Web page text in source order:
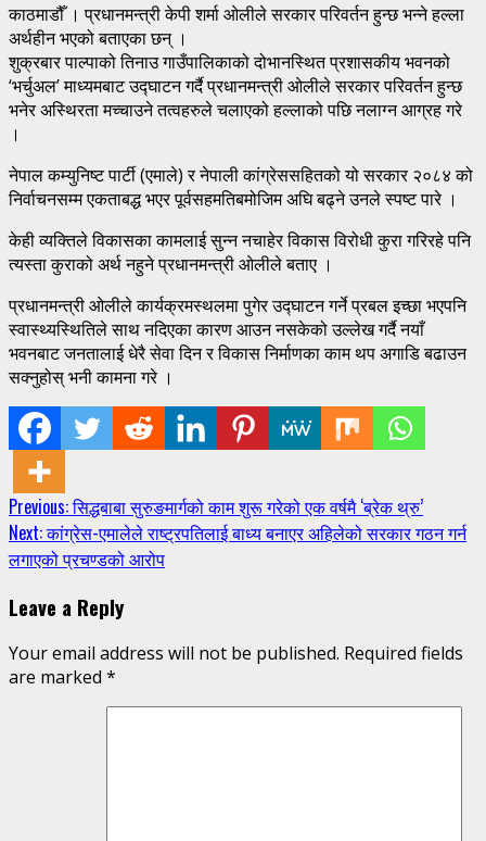
काठमाडौँ । प्रधानमन्त्री केपी शर्मा ओलीले सरकार परिवर्तन हुन्छ भन्ने हल्ला
अर्थहीन भएको बताएका छन् ।
शुक्रबार पाल्पाको तिनाउ गाउँपालिकाको दोभानस्थित प्रशासकीय भवनको
‘भर्चुअल’ माध्यमबाट उद्घाटन गर्दै प्रधानमन्त्री ओलीले सरकार परिवर्तन हुन्छ
भनेर अस्थिरता मच्चाउने तत्वहरुले चलाएको हल्लाको पछि नलाग्न आग्रह गरे
।
नेपाल कम्युनिष्ट पार्टी (एमाले) र नेपाली कांग्रेससहितको यो सरकार २०८४ को
निर्वाचनसम्म एकताबद्ध भएर पूर्वसहमतिबमोजिम अघि बढ्ने उनले स्पष्ट पारे ।
केही व्यक्तिले विकासका कामलाई सुन्न नचाहेर विकास विरोधी कुरा गरिरहे पनि
त्यस्ता कुराको अर्थ नहुने प्रधानमन्त्री ओलीले बताए ।
प्रधानमन्त्री ओलीले कार्यक्रमस्थलमा पुगेर उद्घाटन गर्ने प्रबल इच्छा भएपनि
स्वास्थ्यस्थितिले साथ नदिएका कारण आउन नसकेको उल्लेख गर्दै नयाँ
भवनबाट जनतालाई धेरै सेवा दिन र विकास निर्माणका काम थप अगाडि बढाउन
सक्नुहोस् भनी कामना गरे ।
Continue
Reading
Previous:सिद्धबाबा सुरुङमार्गको काम शुरू गरेको एक वर्षमै ‘ब्रेक थ्रु’
Next:कांग्रेस-एमालेले राष्ट्रपतिलाई बाध्य बनाएर अहिलेको सरकार गठन गर्न
लगाएको प्रचण्डको आरोप
Leave a Reply
Your email address will not be published. Required fields
are marked *